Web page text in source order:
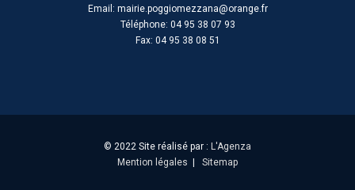
Email: mairie.poggiomezzana@orange.fr
Téléphone: 04 95 38 07 93
Fax: 04 95 38 08 51
© 2022 Site réalisé par : L'Agenza
Mention légales
Sitemap